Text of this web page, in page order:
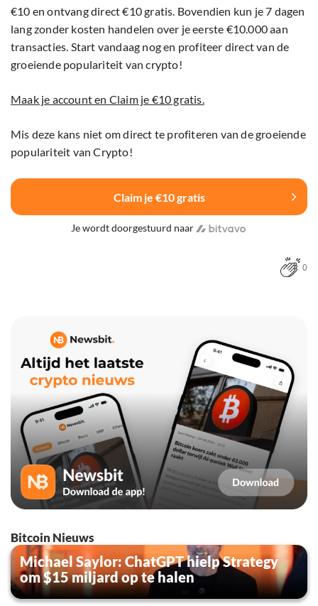
€10 en ontvang direct €10 gratis. Bovendien kun je 7 dagen
lang zonder kosten handelen over je eerste €10.000 aan
transacties. Start vandaag nog en profiteer direct van de
groeiende populariteit van crypto!
Maak je account en Claim je €10 gratis.
Mis deze kans niet om direct te profiteren van de groeiende
populariteit van Crypto!
Claim je €10 gratis
Je wordt doorgestuurd naar
0
Bitcoin Nieuws
Michael Saylor: ChatGPT hielp Strategy
om $15 miljard op te halen